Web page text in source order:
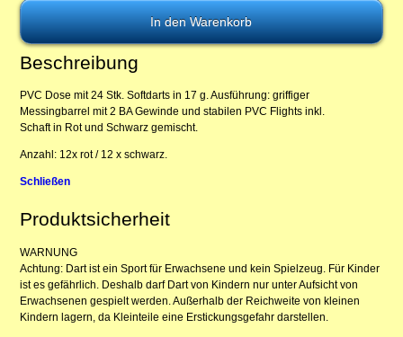
Beschreibung
PVC Dose mit 24 Stk. Softdarts in 17 g. Ausführung: griffiger
Messingbarrel mit 2 BA Gewinde und stabilen PVC Flights inkl.
Schaft in Rot und Schwarz gemischt.
Anzahl: 12x rot / 12 x schwarz.
Schließen
Produktsicherheit
WARNUNG
Achtung: Dart ist ein Sport für Erwachsene und kein Spielzeug. Für Kinder
ist es gefährlich. Deshalb darf Dart von Kindern nur unter Aufsicht von
Erwachsenen gespielt werden. Außerhalb der Reichweite von kleinen
Kindern lagern, da Kleinteile eine Erstickungsgefahr darstellen.